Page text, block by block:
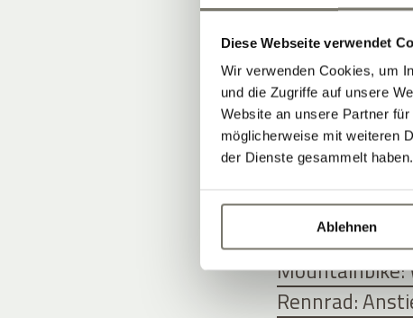
Diese Webseite verwendet
Wir verwenden Cookies, um
und die Zugriffe auf unsere
Website an unsere Partner
möglicherweise mit weiteren
der Dienste gesammelt haben.
Ablehnen
E-Bike-
Mountainbike:
Rennrad: